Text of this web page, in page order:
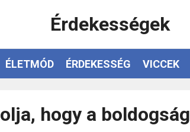
Érdekességek
ÉLETMÓD ÉRDEKESSÉG VICCEK
hogy a boldogság